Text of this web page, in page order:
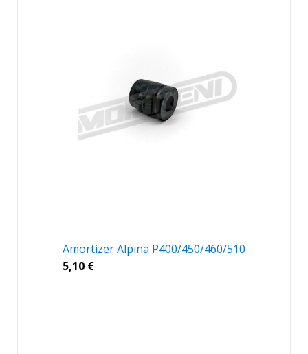
Amortizer Alpina P400/450/460/510
5,10 €